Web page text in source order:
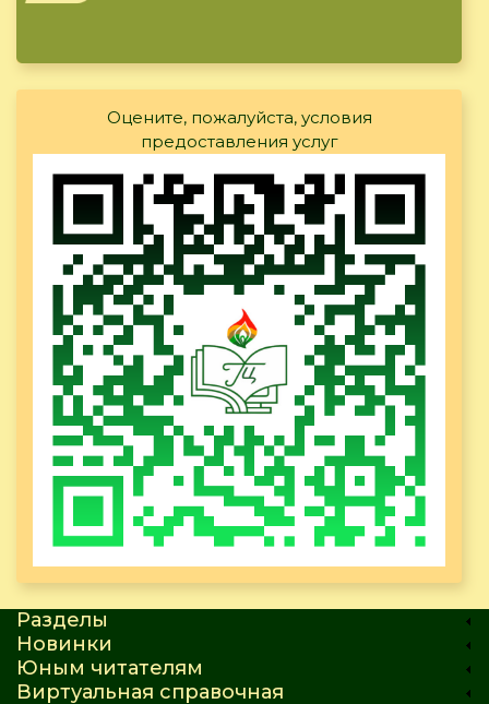
Оцените, пожалуйста, условия
предоставления услуг
Разделы
Новинки
Юным читателям
Виртуальная справочная